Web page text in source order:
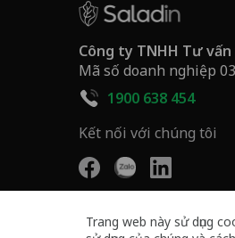
Công ty TNHH Tư
Mã số doanh nghiệp
1900 638 454
Kết nối với chúng tôi
Trang web này sử dụng